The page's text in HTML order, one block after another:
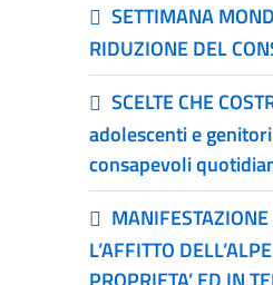
SETTIMANA
RIDUZIONE DEL
SCELTE CHE
adolescenti e
consapevoli
MANIFESTAZIONE
L’AFFITTO